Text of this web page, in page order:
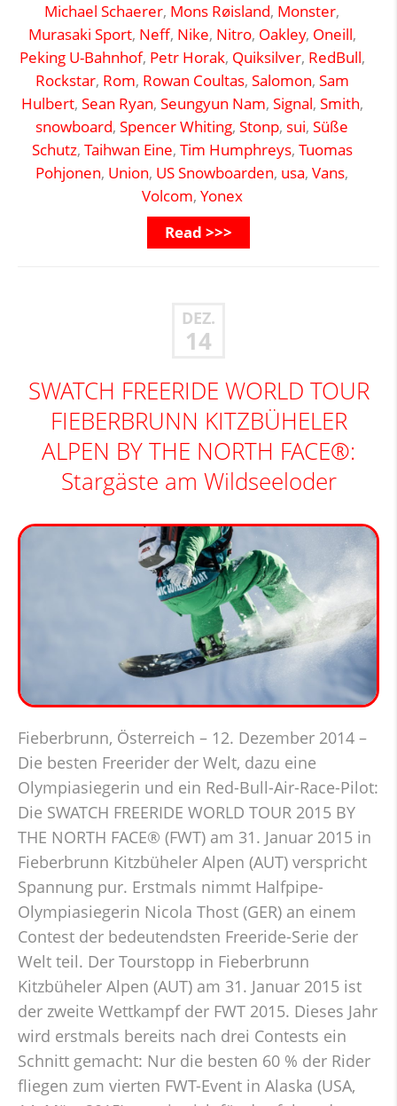
Michael Schaerer, Mons Røisland, Monster,
Murasaki Sport, Neff, Nike, Nitro, Oakley, Oneill,
Peking U-Bahnhof, Petr Horak, Quiksilver, RedBull,
Rockstar, Rom, Rowan Coultas, Salomon, Sam
Hulbert, Sean Ryan, Seungyun Nam, Signal, Smith,
snowboard, Spencer Whiting, Stonp, sui, Süße
Schutz, Taihwan Eine, Tim Humphreys, Tuomas
Pohjonen, Union, US Snowboarden, usa, Vans,
Volcom, Yonex
Read >>>
DEZ.
14
SWATCH FREERIDE WORLD TOUR
FIEBERBRUNN KITZBÜHELER
ALPEN BY THE NORTH FACE®:
Stargäste am Wildseeloder
Fieberbrunn, Österreich – 12. Dezember 2014 –
Die besten Freerider der Welt, dazu eine
Olympiasiegerin und ein Red-Bull-Air-Race-Pilot:
Die SWATCH FREERIDE WORLD TOUR 2015 BY
THE NORTH FACE® (FWT) am 31. Januar 2015 in
Fieberbrunn Kitzbüheler Alpen (AUT) verspricht
Spannung pur. Erstmals nimmt Halfpipe-
Olympiasiegerin Nicola Thost (GER) an einem
Contest der bedeutendsten Freeride-Serie der
Welt teil. Der Tourstopp in Fieberbrunn
Kitzbüheler Alpen (AUT) am 31. Januar 2015 ist
der zweite Wettkampf der FWT 2015. Dieses Jahr
wird erstmals bereits nach drei Contests ein
Schnitt gemacht: Nur die besten 60 % der Rider
fliegen zum vierten FWT-Event in Alaska (USA,